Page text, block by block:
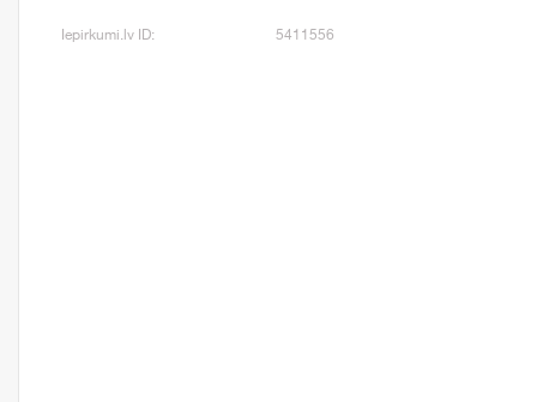
Iepirkumi.lv ID: 5411556